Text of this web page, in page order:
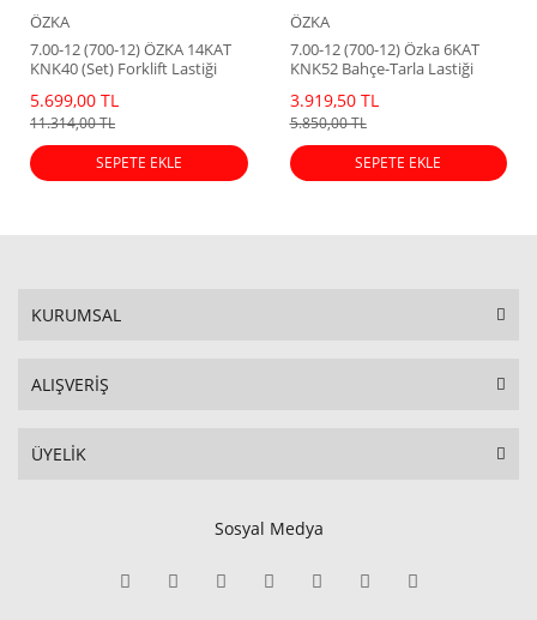
ÖZKA
7.00-12 (700-12) ÖZKA 14KAT
KNK40 (Set) Forklift Lastiği
5.699,00 TL
11.314,00 TL
SEPETE EKLE
ÖZKA
7.00-12 (700-12) Özka 6KAT
KNK52 Bahçe-Tarla Lastiği
3.919,50 TL
5.850,00 TL
SEPETE EKLE
KURUMSAL
ALIŞVERİŞ
ÜYELİK
Sosyal Medya